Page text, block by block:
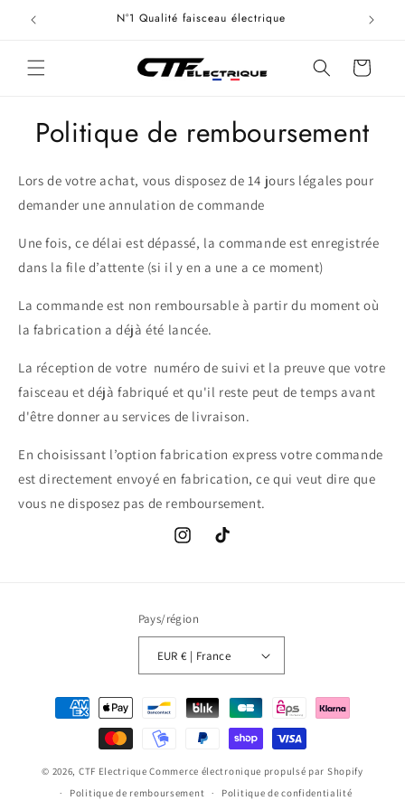
passer
N°1 Qualité faisceau électrique
Panier
Politique de remboursement
Lors de votre achat, vous disposez de 14 jours légales pour
demander une annulation de commande
Une fois, ce délai est dépassé, la commande est enregistrée
dans la file d’attente (si il y en a une a ce moment)
La commande est non remboursable à partir du moment où
la fabrication a déjà été lancée.
La réception de votre numéro de suivi et la preuve que votre
faisceau et déjà fabriqué et qu'il reste peut de temps avant
d'être donner au services de livraison.
En choisissant l’option fabrication express votre commande
est directement envoyé en fabrication, ce qui veut dire que
vous ne disposez pas de remboursement.
InstagramTikTok
Pays/région
EUR € | France
Moyens
© 2026, CTF Electrique Commerce électronique propulsé par Shopify
Politique de remboursement
Politique de confidentialité